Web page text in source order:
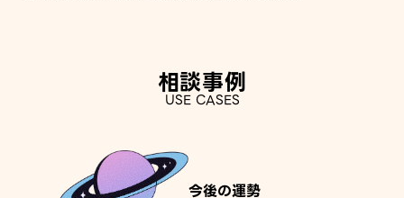
相談事例
USE CASES
今後の運勢